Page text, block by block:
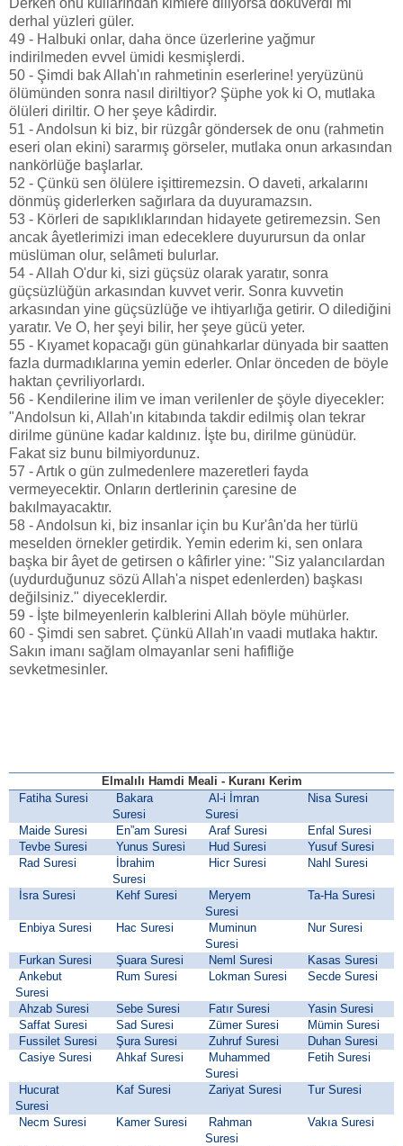
derhal yüzleri güler.
49 - Halbuki onlar, daha önce üzerlerine yağmur
indirilmeden evvel ümidi kesmişlerdi.
50 - Şimdi bak Allah'ın rahmetinin eserlerine! yeryüzünü
ölümünden sonra nasıl diriltiyor? Şüphe yok ki O, mutlaka
ölüleri diriltir. O her şeye kâdirdir.
51 - Andolsun ki biz, bir rüzgâr göndersek de onu (rahmetin
eseri olan ekini) sararmış görseler, mutlaka onun arkasından
nankörlüğe başlarlar.
52 - Çünkü sen ölülere işittiremezsin. O daveti, arkalarını
dönmüş giderlerken sağırlara da duyuramazsın.
53 - Körleri de sapıklıklarından hidayete getiremezsin. Sen
ancak âyetlerimizi iman edeceklere duyurursun da onlar
müslüman olur, selâmeti bulurlar.
54 - Allah O'dur ki, sizi güçsüz olarak yaratır, sonra
güçsüzlüğün arkasından kuvvet verir. Sonra kuvvetin
arkasından yine güçsüzlüğe ve ihtiyarlığa getirir. O dilediğini
yaratır. Ve O, her şeyi bilir, her şeye gücü yeter.
55 - Kıyamet kopacağı gün günahkarlar dünyada bir saatten
fazla durmadıklarına yemin ederler. Onlar önceden de böyle
haktan çevriliyorlardı.
56 - Kendilerine ilim ve iman verilenler de şöyle diyecekler:
"Andolsun ki, Allah'ın kitabında takdir edilmiş olan tekrar
dirilme gününe kadar kaldınız. İşte bu, dirilme günüdür.
Fakat siz bunu bilmiyordunuz.
57 - Artık o gün zulmedenlere mazeretleri fayda
vermeyecektir. Onların dertlerinin çaresine de
bakılmayacaktır.
58 - Andolsun ki, biz insanlar için bu Kur'ân'da her türlü
meselden örnekler getirdik. Yemin ederim ki, sen onlara
başka bir âyet de getirsen o kâfirler yine: "Siz yalancılardan
(uydurduğunuz sözü Allah'a nispet edenlerden) başkası
değilsiniz." diyeceklerdir.
59 - İşte bilmeyenlerin kalblerini Allah böyle mühürler.
60 - Şimdi sen sabret. Çünkü Allah'ın vaadi mutlaka haktır.
Sakın imanı sağlam olmayanlar seni hafifliğe
sevketmesinler.
Elmalılı Hamdi Meali - Kuranı Kerim
Fatiha Suresi
Bakara
Suresi
Al-i İmran
Suresi
Nisa Suresi
Maide Suresi En”am Suresi Araf Suresi
Enfal Suresi
Tevbe Suresi
Yunus Suresi Hud Suresi
Yusuf Suresi
Rad Suresi
İbrahim
Suresi
Hicr Suresi Nahl Suresi
İsra Suresi Kehf Suresi
Meryem
Suresi
Ta-Ha Suresi
Enbiya Suresi Hac Suresi
Muminun
Suresi
Nur Suresi
Furkan Suresi Şuara Suresi Neml Suresi
Kasas Suresi
Ankebut
Suresi
Rum Suresi Lokman Suresi Secde Suresi
Ahzab Suresi Sebe Suresi Fatır Suresi
Yasin Suresi
Saffat Suresi
Sad Suresi Zümer Suresi
Mümin Suresi
Fussilet Suresi
Şura Suresi Zuhruf Suresi
Duhan Suresi
Casiye Suresi
Ahkaf Suresi
Muhammed
Suresi
Fetih Suresi
Hucurat
Suresi
Kaf Suresi Zariyat Suresi Tur Suresi
Necm Suresi Kamer Suresi
Rahman
Suresi
Vakıa Suresi